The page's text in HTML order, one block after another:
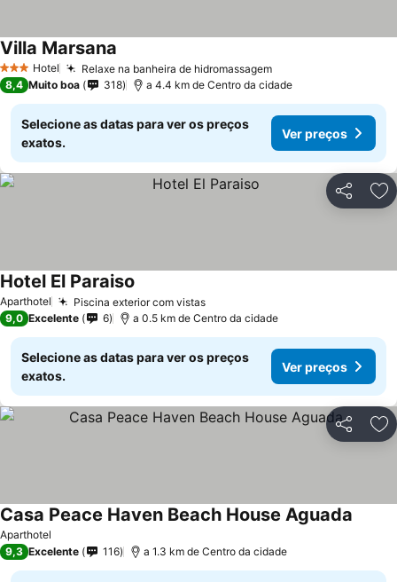
3 EstrelasHotel Relaxe na banheira de hidromassagemVer preços
Villa Marsana
8,4 Muito boa 318 a 4.4 km de Centro da cidade
Selecione as datas para ver os preços
exatos.
Ver preços
Partilhar
Aparthotel Piscina exterior com vistasVer preços
Hotel El Paraiso
9,0 Excelente 6 a 0.5 km de Centro da cidade
Selecione as datas para ver os preços
exatos.
Ver preços
Partilhar
Aparthotel
Casa Peace Haven Beach House Aguada
9,3 Excelente 116 a 1.3 km de Centro da cidade